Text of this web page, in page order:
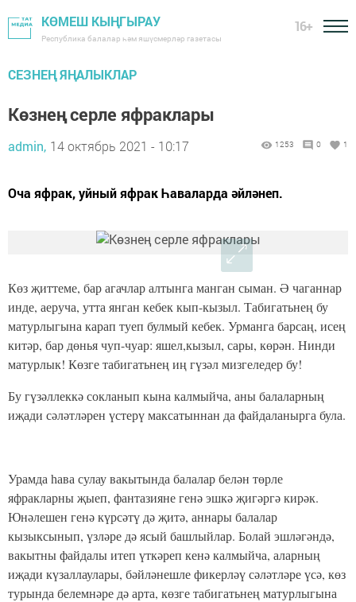
КӨМЕШ КЫҢГЫРАУ
Республика балалар һәм яшүсмерләр газетасы
16+
СЕЗНЕҢ ЯҢАЛЫКЛАР
Көзнең серле яфраклары
admin, 14 октябрь 2021 - 10:17 1253 0 1
Оча яфрак, уйный яфрак Һаваларда әйләнеп.
Көз җиттеме, бар агачлар алтынга манган сыман. Ә чаганнар
инде, аеруча, утта янган кебек кып-кызыл. Табигатьнең бу
матурлыгына карап туеп булмый кебек. Урманга барсаң, исең
китәр, бар дөнья чуп-чуар: яшел,кызыл, сары, көрән. Нинди
матурлык! Көзге табигатьнең иң гүзәл мизгеледер бу!
Бу гүзәллеккә сокланып кына калмыйча, аны балаларның
иҗади сәләтләрен үстерү максатыннан да файдаланырга була.
Урамда һава сулау вакытында балалар белән төрле
яфракларны җыеп, фантазияне генә эшкә җигәргә кирәк.
Юнәлешен генә күрсәтү дә җитә, аннары балалар
кызыксынып, үзләре дә ясый башлыйлар. Болай эшләгәндә,
вакытны файдалы итеп үткәреп кенә калмыйча, аларның
иҗади күзаллаулары, бәйләнешле фикерләү сәләтләре үсә, көз
турында белемнәре дә арта, көзге табигатьнең матурлыгына